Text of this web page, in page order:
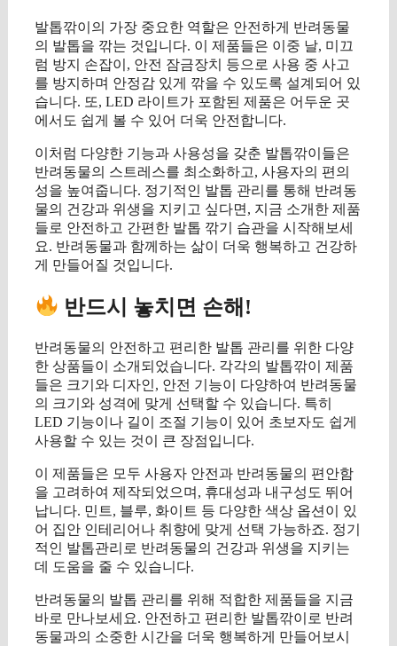
발톱깎이의 가장 중요한 역할은 안전하게 반려동물
의 발톱을 깎는 것입니다. 이 제품들은 이중 날, 미끄
럼 방지 손잡이, 안전 잠금장치 등으로 사용 중 사고
를 방지하며 안정감 있게 깎을 수 있도록 설계되어 있
습니다. 또, LED 라이트가 포함된 제품은 어두운 곳
에서도 쉽게 볼 수 있어 더욱 안전합니다.
이처럼 다양한 기능과 사용성을 갖춘 발톱깎이들은
반려동물의 스트레스를 최소화하고, 사용자의 편의
성을 높여줍니다. 정기적인 발톱 관리를 통해 반려동
물의 건강과 위생을 지키고 싶다면, 지금 소개한 제품
들로 안전하고 간편한 발톱 깎기 습관을 시작해보세
요. 반려동물과 함께하는 삶이 더욱 행복하고 건강하
게 만들어질 것입니다.
반드시 놓치면 손해!
반려동물의 안전하고 편리한 발톱 관리를 위한 다양
한 상품들이 소개되었습니다. 각각의 발톱깎이 제품
들은 크기와 디자인, 안전 기능이 다양하여 반려동물
의 크기와 성격에 맞게 선택할 수 있습니다. 특히
LED 기능이나 길이 조절 기능이 있어 초보자도 쉽게
사용할 수 있는 것이 큰 장점입니다.
이 제품들은 모두 사용자 안전과 반려동물의 편안함
을 고려하여 제작되었으며, 휴대성과 내구성도 뛰어
납니다. 민트, 블루, 화이트 등 다양한 색상 옵션이 있
어 집안 인테리어나 취향에 맞게 선택 가능하죠. 정기
적인 발톱관리로 반려동물의 건강과 위생을 지키는
데 도움을 줄 수 있습니다.
반려동물의 발톱 관리를 위해 적합한 제품들을 지금
바로 만나보세요. 안전하고 편리한 발톱깎이로 반려
동물과의 소중한 시간을 더욱 행복하게 만들어보시